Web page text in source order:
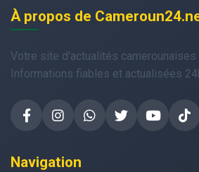
À propos de
Votre site d'actualités camerounaises
Informations fiables et actualisées
Navigation